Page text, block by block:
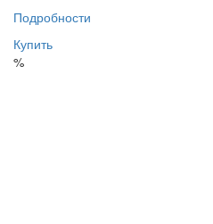
Подробности
Купить
%